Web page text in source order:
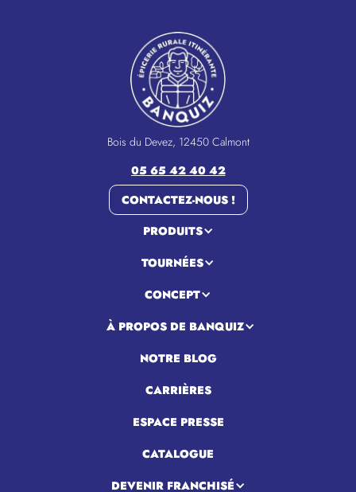
Bois du Devez, 12450 Calmont
05 65 42 40 42
CONTACTEZ-NOUS !
PRODUITS
TOURNÉES
CONCEPT
À PROPOS DE BANQUIZ
NOTRE BLOG
CARRIÈRES
ESPACE PRESSE
CATALOGUE
DEVENIR FRANCHISÉ